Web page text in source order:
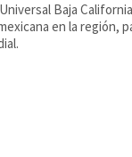
Baja
en la región,